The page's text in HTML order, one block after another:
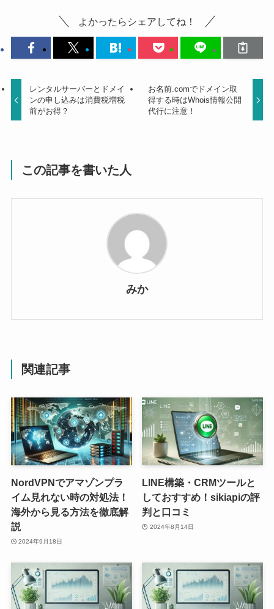
よかったらシェアしてね！
レンタルサーバーとドメイ
ンの申し込みは消費税増税
前がお得？
お名前.comでドメイン取
得する時はWhois情報公開
代行に注意！
この記事を書いた人
みか
関連記事
NordVPNでアマゾンプラ
イム見れない時の対処法！
海外から見る方法を徹底解
説
2024年9月18日
LINE構築・CRMツールと
しておすすめ！sikiapiの評
判と口コミ
2024年8月14日